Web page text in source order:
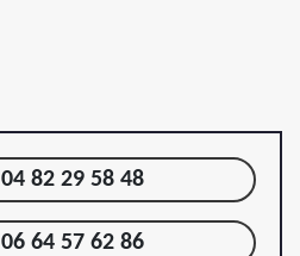
04 82 29 58 48
06 64 57 62 86